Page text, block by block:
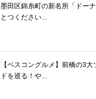
墨田区錦糸町の新名所「ドー
とつください...
【ベスコングルメ】前橋の3大
ドを巡る！や...